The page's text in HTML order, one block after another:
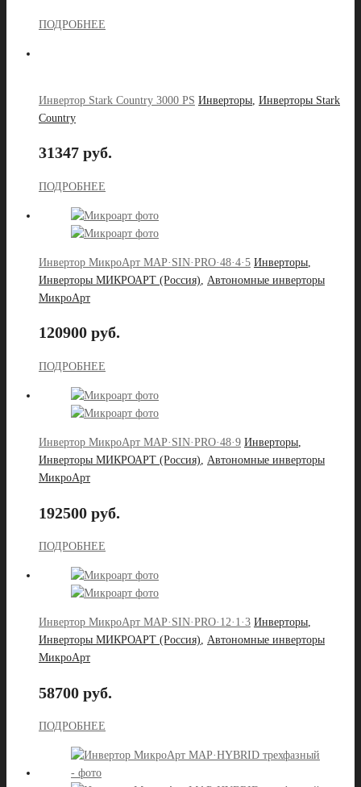
ПОДРОБНЕЕ
Инвертор Stark Country 3000 PS Инверторы Инверторы Stark
Country
31347 руб.
ПОДРОБНЕЕ
Инвертор МикроАрт MAP·SIN·PRO·48·4·5 Инверторы
Инверторы МИКРОАРТ (Россия)
Автономные инверторы
МикроАрт
120900 руб.
ПОДРОБНЕЕ
Инвертор МикроАрт MAP·SIN·PRO·48·9 Инверторы
Инверторы МИКРОАРТ (Россия)
Автономные инверторы
МикроАрт
192500 руб.
ПОДРОБНЕЕ
Инвертор МикроАрт MAP·SIN·PRO·12·1·3 Инверторы,
Инверторы МИКРОАРТ (Россия), Автономные инверторы
МикроАрт
58700 руб.
ПОДРОБНЕЕ